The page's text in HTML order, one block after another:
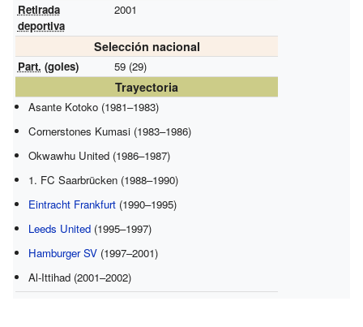
Retirada
deportiva
2001
Selección nacional
Part. (goles) 59 (29)
Trayectoria
Asante Kotoko (1981–1983)
Cornerstones Kumasi (1983–1986)
Okwawhu United (1986–1987)
1. FC Saarbrücken (1988–1990)
Eintracht Frankfurt (1990–1995)
Leeds United (1995–1997)
Hamburger SV (1997–2001)
Al-Ittihad (2001–2002)